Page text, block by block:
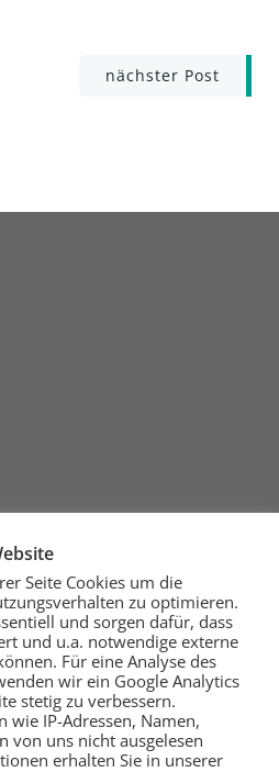
Postnächster Post
| Kegeln | Tischtennis
Seite Cookies um die
zu optimieren.
und sorgen dafür, dass
und u.a. notwendige externe
Für eine Analyse des
wir ein Google Analytics
stetig zu verbessern.
wie IP-Adressen, Namen,
von uns nicht ausgelesen
erhalten Sie in unserer